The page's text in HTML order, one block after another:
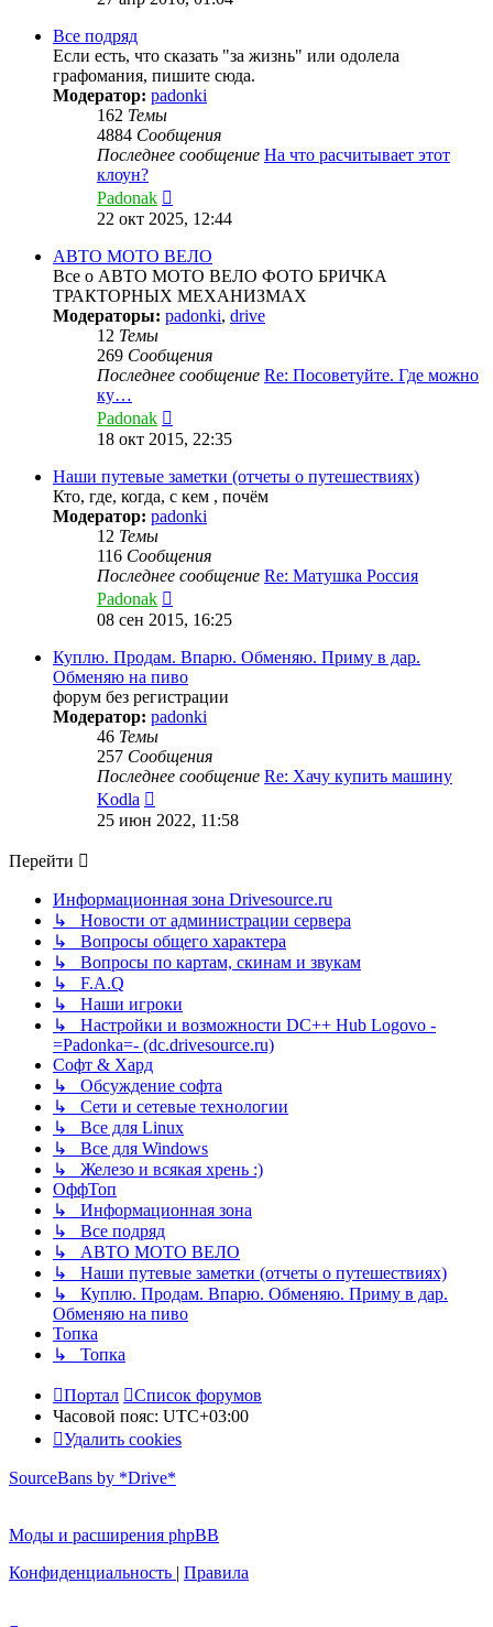
последнему
Все подряд
Если есть, что сказать "за жизнь" или одолела
графомания, пишите сюда.
Модератор: padonki
162 Темы
4884 Сообщения
Последнее сообщение На что расчитывает этот
клоун?
Padonak
к
последнему
сообщению
22 окт 2025, 12:44
АВТО МОТО ВЕЛО
Все о АВТО МОТО ВЕЛО ФОТО БРИЧКА
ТРАКТОРНЫХ МЕХАНИЗМАХ
Модераторы: padonki, drive
12 Темы
269 Сообщения
Последнее сообщение Re: Посоветуйте. Где можно
ку…
Padonak
к
последнему
сообщению
18 окт 2015, 22:35
Наши путевые заметки (отчеты о путешествиях)
Кто, где, когда, с кем , почём
Модератор: padonki
12 Темы
116 Сообщения
Последнее сообщение Re: Матушка Россия
Padonak
к
последнему
сообщению
08 сен 2015, 16:25
Куплю. Продам. Впарю. Обменяю. Приму в дар.
Обменяю на пиво
форум без регистрации
Модератор: padonki
46 Темы
257 Сообщения
Последнее сообщение Re: Хачу купить машину
Kodla
к
последнему
25 июн 2022, 11:58
Перейти
Информационная зона Drivesource.ru
↳ Новости от администрации сервера
↳ Вопросы общего характера
↳ Вопросы по картам, скинам и звукам
↳ F.A.Q
↳ Наши игроки
↳ Настройки и возможности DC++ Hub Logovo -
=Padonka=- (dc.drivesource.ru)
Софт & Хард
↳ Обсуждение софта
↳ Сети и сетевые технологии
↳ Все для Linux
↳ Все для Windows
↳ Железо и всякая хрень :)
ОффТоп
↳ Информационная зона
↳ Все подряд
↳ АВТО МОТО ВЕЛО
↳ Наши путевые заметки (отчеты о путешествиях)
↳ Куплю. Продам. Впарю. Обменяю. Приму в дар.
Обменяю на пиво
Топка
↳ Топка
Портал
Список форумов
Часовой пояс: UTC+03:00
Удалить cookies
SourceBans by *Drive*
Моды и расширения phpBB
Конфиденциальность | Правила